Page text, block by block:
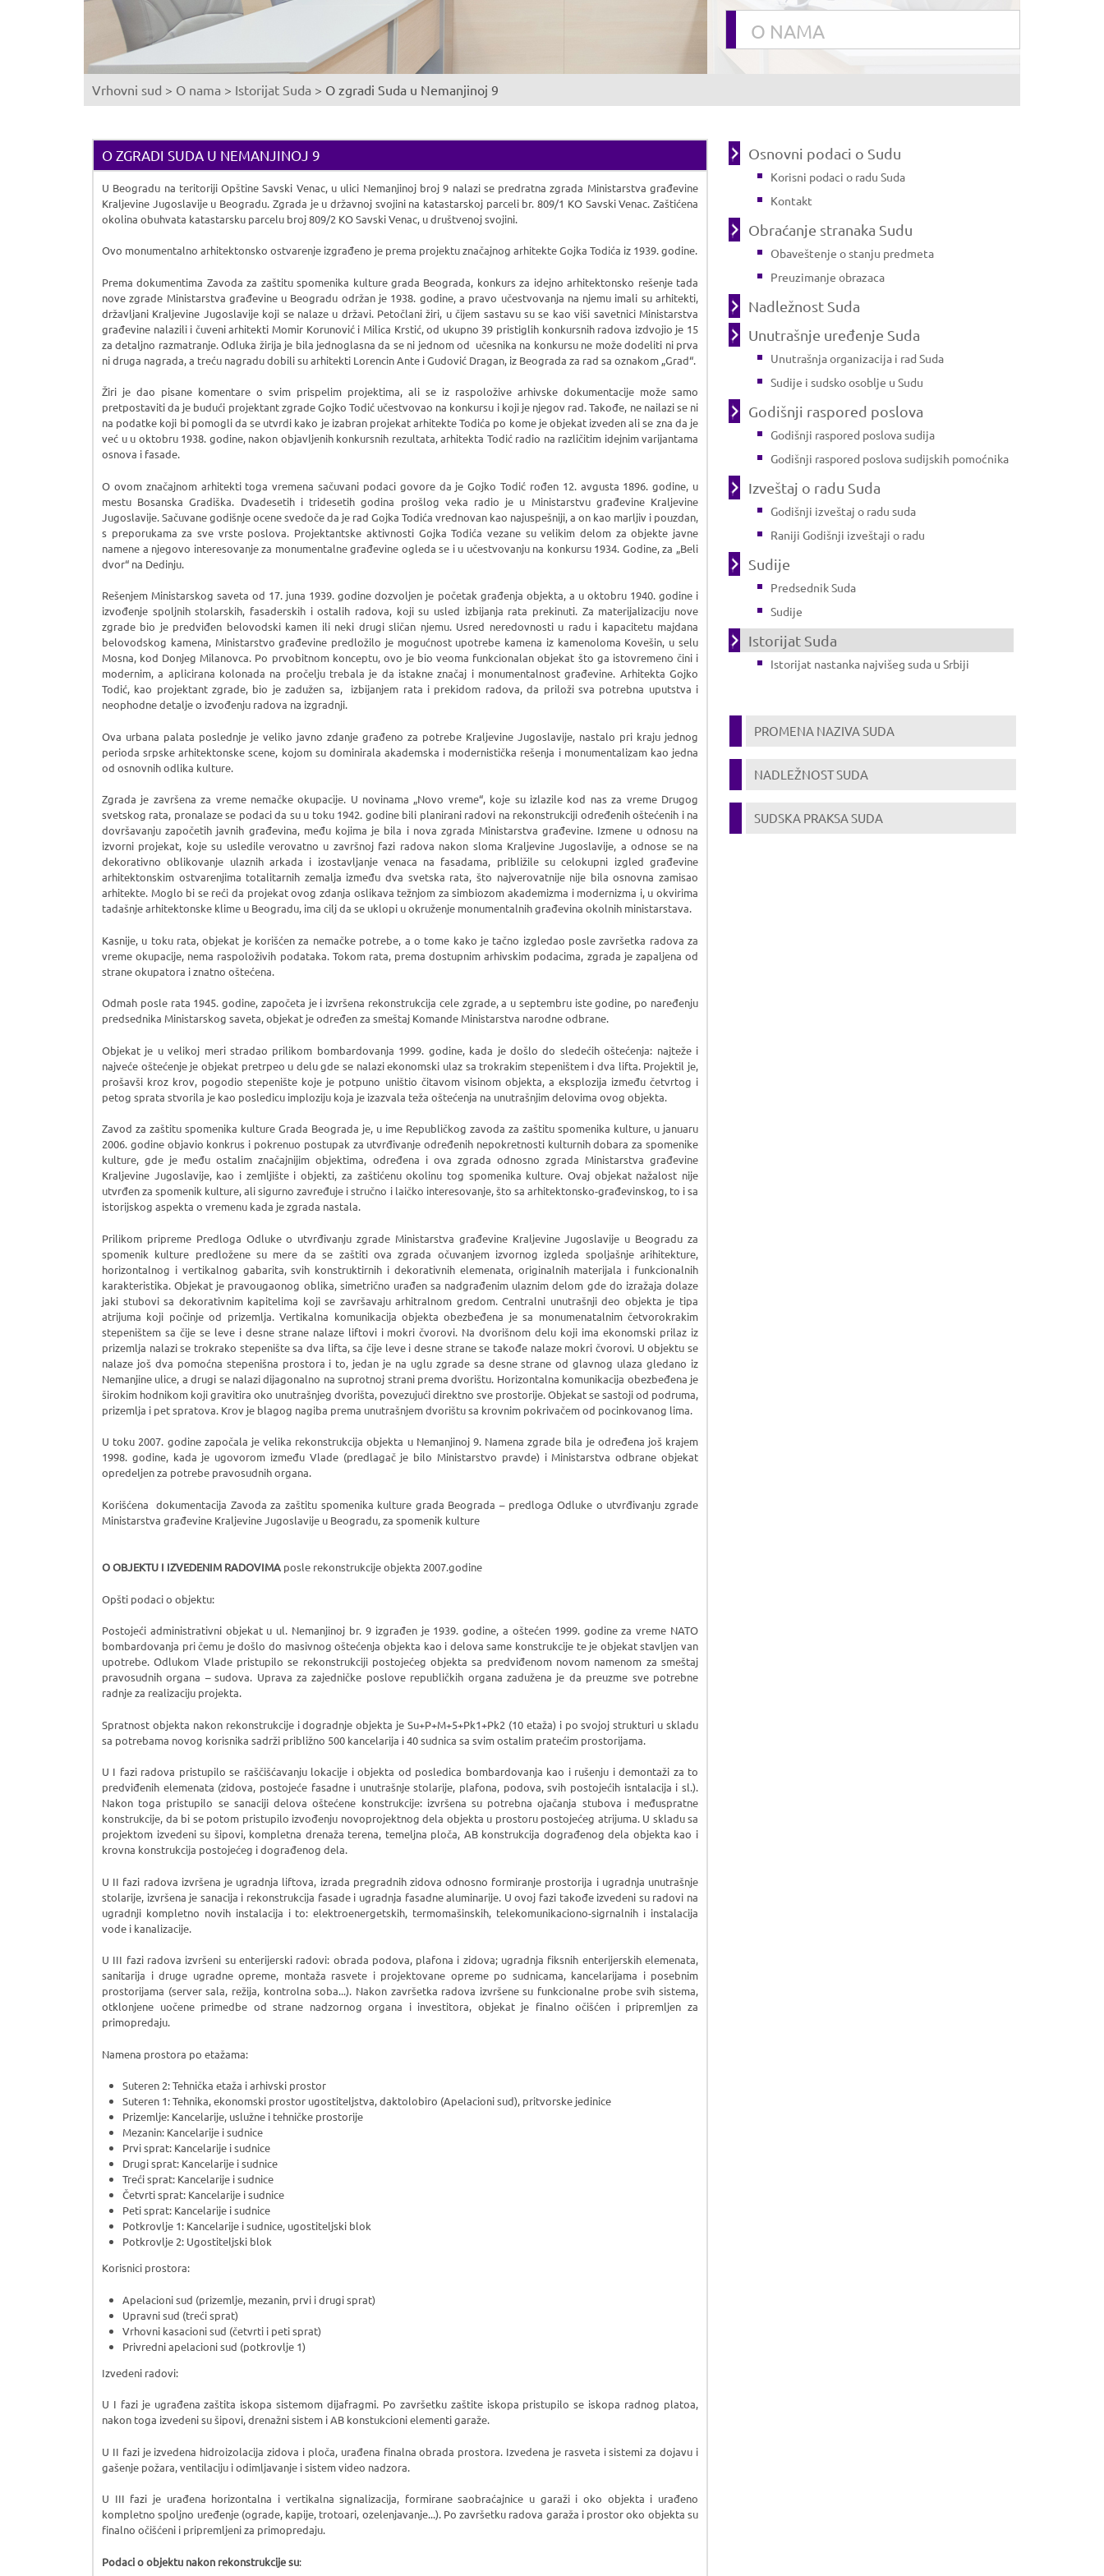
O NAMA
You
here
Vrhovni sud > O nama > Istorijat Suda > O zgradi Suda u Nemanjinoj 9
O ZGRADI SUDA U NEMANJINOJ 9
U Beogradu na teritoriji Opštine Savski Venac, u ulici Nemanjinoj broj 9 nalazi se predratna zgrada Ministarstva građevine
Kraljevine Jugoslavije u Beogradu. Zgrada je u državnoj svojini na katastarskoj parceli br. 809/1 KO Savski Venac. Zaštićena
okolina obuhvata katastarsku parcelu broj 809/2 KO Savski Venac, u društvenoj svojini.
Ovo monumentalno arhitektonsko ostvarenje izgrađeno je prema projektu značajnog arhitekte Gojka Todića iz 1939. godine.
Prema dokumentima Zavoda za zaštitu spomenika kulture grada Beograda, konkurs za idejno arhitektonsko rešenje tada
nove zgrade Ministarstva građevine u Beogradu održan je 1938. godine, a pravo učestvovanja na njemu imali su arhitekti,
državljani Kraljevine Jugoslavije koji se nalaze u državi. Petočlani žiri, u čijem sastavu su se kao viši savetnici Ministarstva
građevine nalazili i čuveni arhitekti Momir Korunović i Milica Krstić, od ukupno 39 pristiglih konkursnih radova izdvojio je 15
za detaljno razmatranje. Odluka žirija je bila jednoglasna da se ni jednom od učesnika na konkursu ne može dodeliti ni prva
ni druga nagrada, a treću nagradu dobili su arhitekti Lorencin Ante i Gudović Dragan, iz Beograda za rad sa oznakom „Grad“.
Žiri je dao pisane komentare o svim prispelim projektima, ali se iz raspoložive arhivske dokumentacije može samo
pretpostaviti da je budući projektant zgrade Gojko Todić učestvovao na konkursu i koji je njegov rad. Takođe, ne nailazi se ni
na podatke koji bi pomogli da se utvrdi kako je izabran projekat arhitekte Todića po kome je objekat izveden ali se zna da je
već u u oktobru 1938. godine, nakon objavljenih konkursnih rezultata, arhitekta Todić radio na različitim idejnim varijantama
osnova i fasade.
O ovom značajnom arhitekti toga vremena sačuvani podaci govore da je Gojko Todić rođen 12. avgusta 1896. godine, u
mestu Bosanska Gradiška. Dvadesetih i tridesetih godina prošlog veka radio je u Ministarstvu građevine Kraljevine
Jugoslavije. Sačuvane godišnje ocene svedoče da je rad Gojka Todića vrednovan kao najuspešniji, a on kao marljiv i pouzdan,
s preporukama za sve vrste poslova. Projektantske aktivnosti Gojka Todića vezane su velikim delom za objekte javne
namene a njegovo interesovanje za monumentalne građevine ogleda se i u učestvovanju na konkursu 1934. Godine, za „Beli
dvor“ na Dedinju.
Rešenjem Ministarskog saveta od 17. juna 1939. godine dozvoljen je početak građenja objekta, a u oktobru 1940. godine i
izvođenje spoljnih stolarskih, fasaderskih i ostalih radova, koji su usled izbijanja rata prekinuti. Za materijalizaciju nove
zgrade bio je predviđen belovodski kamen ili neki drugi sličan njemu. Usred neredovnosti u radu i kapacitetu majdana
belovodskog kamena, Ministarstvo građevine predložilo je mogućnost upotrebe kamena iz kamenoloma Kovešin, u selu
Mosna, kod Donjeg Milanovca. Po prvobitnom konceptu, ovo je bio veoma funkcionalan objekat što ga istovremeno čini i
modernim, a aplicirana kolonada na pročelju trebala je da istakne značaj i monumentalnost građevine. Arhitekta Gojko
Todić, kao projektant zgrade, bio je zadužen sa, izbijanjem rata i prekidom radova, da priloži sva potrebna uputstva i
neophodne detalje o izvođenju radova na izgradnji.
Ova urbana palata poslednje je veliko javno zdanje građeno za potrebe Kraljevine Jugoslavije, nastalo pri kraju jednog
perioda srpske arhitektonske scene, kojom su dominirala akademska i modernistička rešenja i monumentalizam kao jedna
od osnovnih odlika kulture.
Zgrada je završena za vreme nemačke okupacije. U novinama „Novo vreme“, koje su izlazile kod nas za vreme Drugog
svetskog rata, pronalaze se podaci da su u toku 1942. godine bili planirani radovi na rekonstrukciji određenih oštećenih i na
dovršavanju započetih javnih građevina, među kojima je bila i nova zgrada Ministarstva građevine. Izmene u odnosu na
izvorni projekat, koje su usledile verovatno u završnoj fazi radova nakon sloma Kraljevine Jugoslavije, a odnose se na
dekorativno oblikovanje ulaznih arkada i izostavljanje venaca na fasadama, približile su celokupni izgled građevine
arhitektonskim ostvarenjima totalitarnih zemalja između dva svetska rata, što najverovatnije nije bila osnovna zamisao
arhitekte. Moglo bi se reći da projekat ovog zdanja oslikava težnjom za simbiozom akademizma i modernizma i, u okvirima
tadašnje arhitektonske klime u Beogradu, ima cilj da se uklopi u okruženje monumentalnih građevina okolnih ministarstava.
Kasnije, u toku rata, objekat je korišćen za nemačke potrebe, a o tome kako je tačno izgledao posle završetka radova za
vreme okupacije, nema raspoloživih podataka. Tokom rata, prema dostupnim arhivskim podacima, zgrada je zapaljena od
strane okupatora i znatno oštećena.
Odmah posle rata 1945. godine, započeta je i izvršena rekonstrukcija cele zgrade, a u septembru iste godine, po naređenju
predsednika Ministarskog saveta, objekat je određen za smeštaj Komande Ministarstva narodne odbrane.
Objekat je u velikoj meri stradao prilikom bombardovanja 1999. godine, kada je došlo do sledećih oštećenja: najteže i
najveće oštećenje je objekat pretrpeo u delu gde se nalazi ekonomski ulaz sa trokrakim stepeništem i dva lifta. Projektil je,
prošavši kroz krov, pogodio stepenište koje je potpuno uništio čitavom visinom objekta, a eksplozija između četvrtog i
petog sprata stvorila je kao posledicu imploziju koja je izazvala teža oštećenja na unutrašnjim delovima ovog objekta.
Zavod za zaštitu spomenika kulture Grada Beograda je, u ime Republičkog zavoda za zaštitu spomenika kulture, u januaru
2006. godine objavio konkrus i pokrenuo postupak za utvrđivanje određenih nepokretnosti kulturnih dobara za spomenike
kulture, gde je među ostalim značajnijim objektima, određena i ova zgrada odnosno zgrada Ministarstva građevine
Kraljevine Jugoslavije, kao i zemljište i objekti, za zaštićenu okolinu tog spomenika kulture. Ovaj objekat nažalost nije
utvrđen za spomenik kulture, ali sigurno zavređuje i stručno i laičko interesovanje, što sa arhitektonsko-građevinskog, to i sa
istorijskog aspekta o vremenu kada je zgrada nastala.
Prilikom pripreme Predloga Odluke o utvrđivanju zgrade Ministarstva građevine Kraljevine Jugoslavije u Beogradu za
spomenik kulture predložene su mere da se zaštiti ova zgrada očuvanjem izvornog izgleda spoljašnje arihitekture,
horizontalnog i vertikalnog gabarita, svih konstruktirnih i dekorativnih elemenata, originalnih materijala i funkcionalnih
karakteristika. Objekat je pravougaonog oblika, simetrično urađen sa nadgrađenim ulaznim delom gde do izražaja dolaze
jaki stubovi sa dekorativnim kapitelima koji se završavaju arhitralnom gredom. Centralni unutrašnji deo objekta je tipa
atrijuma koji počinje od prizemlja. Vertikalna komunikacija objekta obezbeđena je sa monumenatalnim četvorokrakim
stepeništem sa čije se leve i desne strane nalaze liftovi i mokri čvorovi. Na dvorišnom delu koji ima ekonomski prilaz iz
prizemlja nalazi se trokrako stepenište sa dva lifta, sa čije leve i desne strane se takođe nalaze mokri čvorovi. U objektu se
nalaze još dva pomoćna stepenišna prostora i to, jedan je na uglu zgrade sa desne strane od glavnog ulaza gledano iz
Nemanjine ulice, a drugi se nalazi dijagonalno na suprotnoj strani prema dvorištu. Horizontalna komunikacija obezbeđena je
širokim hodnikom koji gravitira oko unutrašnjeg dvorišta, povezujući direktno sve prostorije. Objekat se sastoji od podruma,
prizemlja i pet spratova. Krov je blagog nagiba prema unutrašnjem dvorištu sa krovnim pokrivačem od pocinkovanog lima.
U toku 2007. godine započala je velika rekonstrukcija objekta u Nemanjinoj 9. Namena zgrade bila je određena još krajem
1998. godine, kada je ugovorom između Vlade (predlagač je bilo Ministarstvo pravde) i Ministarstva odbrane objekat
opredeljen za potrebe pravosudnih organa.
Korišćena dokumentacija Zavoda za zaštitu spomenika kulture grada Beograda – predloga Odluke o utvrđivanju zgrade
Ministarstva građevine Kraljevine Jugoslavije u Beogradu, za spomenik kulture
O OBJEKTU I IZVEDENIM RADOVIMA posle rekonstrukcije objekta 2007.godine
Opšti podaci o objektu:
Postojeći administrativni objekat u ul. Nemanjinoj br. 9 izgrađen je 1939. godine, a oštećen 1999. godine za vreme NATO
bombardovanja pri čemu je došlo do masivnog oštećenja objekta kao i delova same konstrukcije te je objekat stavljen van
upotrebe. Odlukom Vlade pristupilo se rekonstrukciji postojećeg objekta sa predviđenom novom namenom za smeštaj
pravosudnih organa – sudova. Uprava za zajedničke poslove republičkih organa zadužena je da preuzme sve potrebne
radnje za realizaciju projekta.
Spratnost objekta nakon rekonstrukcije i dogradnje objekta je Su+P+M+5+Pk1+Pk2 (10 etaža) i po svojoj strukturi u skladu
sa potrebama novog korisnika sadrži približno 500 kancelarija i 40 sudnica sa svim ostalim pratećim prostorijama.
U I fazi radova pristupilo se raščišćavanju lokacije i objekta od posledica bombardovanja kao i rušenju i demontaži za to
predviđenih elemenata (zidova, postojeće fasadne i unutrašnje stolarije, plafona, podova, svih postojećih isntalacija i sl.).
Nakon toga pristupilo se sanaciji delova oštećene konstrukcije: izvršena su potrebna ojačanja stubova i međuspratne
konstrukcije, da bi se potom pristupilo izvođenju novoprojektnog dela objekta u prostoru postojećeg atrijuma. U skladu sa
projektom izvedeni su šipovi, kompletna drenaža terena, temeljna ploča, AB konstrukcija dograđenog dela objekta kao i
krovna konstrukcija postojećeg i dograđenog dela.
U II fazi radova izvršena je ugradnja liftova, izrada pregradnih zidova odnosno formiranje prostorija i ugradnja unutrašnje
stolarije, izvršena je sanacija i rekonstrukcija fasade i ugradnja fasadne aluminarije. U ovoj fazi takođe izvedeni su radovi na
ugradnji kompletno novih instalacija i to: elektroenergetskih, termomašinskih, telekomunikaciono-sigrnalnih i instalacija
vode i kanalizacije.
U III fazi radova izvršeni su enterijerski radovi: obrada podova, plafona i zidova; ugradnja fiksnih enterijerskih elemenata,
sanitarija i druge ugradne opreme, montaža rasvete i projektovane opreme po sudnicama, kancelarijama i posebnim
prostorijama (server sala, režija, kontrolna soba...). Nakon završetka radova izvršene su funkcionalne probe svih sistema,
otklonjene uočene primedbe od strane nadzornog organa i investitora, objekat je finalno očišćen i pripremljen za
primopredaju.
Namena prostora po etažama:
Suteren 2: Tehnička etaža i arhivski prostor
Suteren 1: Tehnika, ekonomski prostor ugostiteljstva, daktolobiro (Apelacioni sud), pritvorske jedinice
Prizemlje: Kancelarije, uslužne i tehničke prostorije
Mezanin: Kancelarije i sudnice
Prvi sprat: Kancelarije i sudnice
Drugi sprat: Kancelarije i sudnice
Treći sprat: Kancelarije i sudnice
Četvrti sprat: Kancelarije i sudnice
Peti sprat: Kancelarije i sudnice
Potkrovlje 1: Kancelarije i sudnice, ugostiteljski blok
Potkrovlje 2: Ugostiteljski blok
Korisnici prostora:
Apelacioni sud (prizemlje, mezanin, prvi i drugi sprat)
Upravni sud (treći sprat)
Vrhovni kasacioni sud (četvrti i peti sprat)
Privredni apelacioni sud (potkrovlje 1)
Izvedeni radovi:
U I fazi je ugrađena zaštita iskopa sistemom dijafragmi. Po završetku zaštite iskopa pristupilo se iskopa radnog platoa,
nakon toga izvedeni su šipovi, drenažni sistem i AB konstukcioni elementi garaže.
U II fazi je izvedena hidroizolacija zidova i ploča, urađena finalna obrada prostora. Izvedena je rasveta i sistemi za dojavu i
gašenje požara, ventilaciju i odimljavanje i sistem video nadzora.
U III fazi je urađena horizontalna i vertikalna signalizacija, formirane saobraćajnice u garaži i oko objekta i urađeno
kompletno spoljno uređenje (ograde, kapije, trotoari, ozelenjavanje...). Po završetku radova garaža i prostor oko objekta su
finalno očišćeni i pripremljeni za primopredaju.
Podaci o objektu nakon rekonstrukcije su:
Osnovni podaci o Sudu
Korisni podaci o radu Suda
Kontakt
Obraćanje stranaka Sudu
Obaveštenje o stanju predmeta
Preuzimanje obrazaca
Nadležnost Suda
Unutrašnje uređenje Suda
Unutrašnja organizacija i rad Suda
Sudije i sudsko osoblje u Sudu
Godišnji raspored poslova
Godišnji raspored poslova sudija
Godišnji raspored poslova sudijskih pomoćnika
Izveštaj o radu Suda
Godišnji izveštaj o radu suda
Raniji Godišnji izveštaji o radu
Sudije
Predsednik Suda
Sudije
Istorijat Suda
Istorijat nastanka najvišeg suda u Srbiji
PROMENA NAZIVA SUDA
NADLEŽNOST SUDA
SUDSKA PRAKSA SUDA